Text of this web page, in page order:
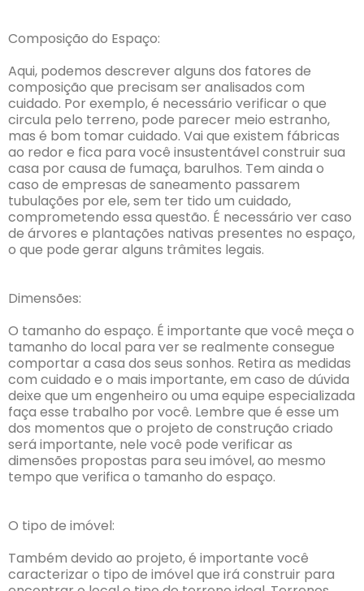
Composição do Espaço:
Aqui, podemos descrever alguns dos fatores de
composição que precisam ser analisados com
cuidado. Por exemplo, é necessário verificar o que
circula pelo terreno, pode parecer meio estranho,
mas é bom tomar cuidado. Vai que existem fábricas
ao redor e fica para você insustentável construir sua
casa por causa de fumaça, barulhos. Tem ainda o
caso de empresas de saneamento passarem
tubulações por ele, sem ter tido um cuidado,
comprometendo essa questão. É necessário ver caso
de árvores e plantações nativas presentes no espaço,
o que pode gerar alguns trâmites legais.
Dimensões:
O tamanho do espaço. É importante que você meça o
tamanho do local para ver se realmente consegue
comportar a casa dos seus sonhos. Retira as medidas
com cuidado e o mais importante, em caso de dúvida
deixe que um engenheiro ou uma equipe especializada
faça esse trabalho por você. Lembre que é esse um
dos momentos que o projeto de construção criado
será importante, nele você pode verificar as
dimensões propostas para seu imóvel, ao mesmo
tempo que verifica o tamanho do espaço.
O tipo de imóvel:
Também devido ao projeto, é importante você
caracterizar o tipo de imóvel que irá construir para